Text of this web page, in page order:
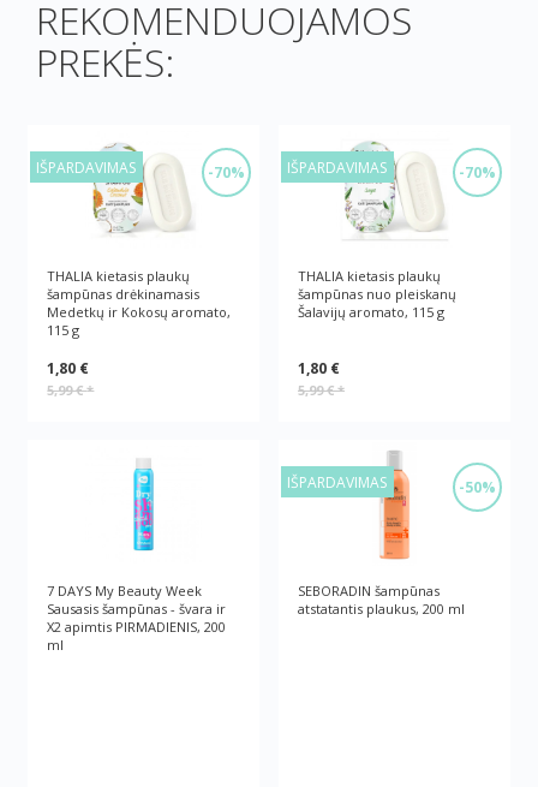
REKOMENDUOJAMOS
PREKĖS:
-70%
IŠPARDAVIMAS
THALIA kietasis plaukų
šampūnas drėkinamasis
Medetkų ir Kokosų aromato,
115 g
1,80 €
5,99 €*
-70%
IŠPARDAVIMAS
THALIA kietasis plaukų
šampūnas nuo pleiskanų
Šalavijų aromato, 115 g
1,80 €
5,99 €*
7 DAYS My Beauty Week
Sausasis šampūnas - švara ir
X2 apimtis PIRMADIENIS, 200
ml
-50%
IŠPARDAVIMAS
SEBORADIN šampūnas
atstatantis plaukus, 200 ml